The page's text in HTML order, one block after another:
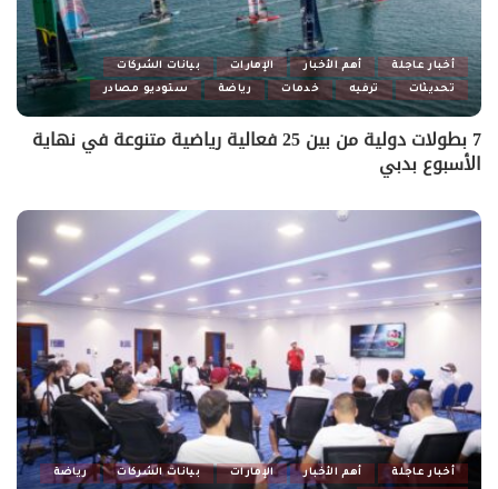
أخبار عاجلة أهم الأخبار الإمارات
بيانات الشركات
تحديثات
ترفيه خدمات رياضة ستوديو مصادر
7 بطولات دولية من بين 25 فعالية رياضية متنوعة في نهاية
الأسبوع بدبي
أخبار عاجلة أهم الأخبار الإمارات بيانات الشركات
رياضة